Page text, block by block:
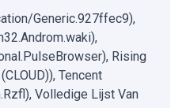
Generic.927ffec9),
Rising
Tencent
Volledige Lijst Van